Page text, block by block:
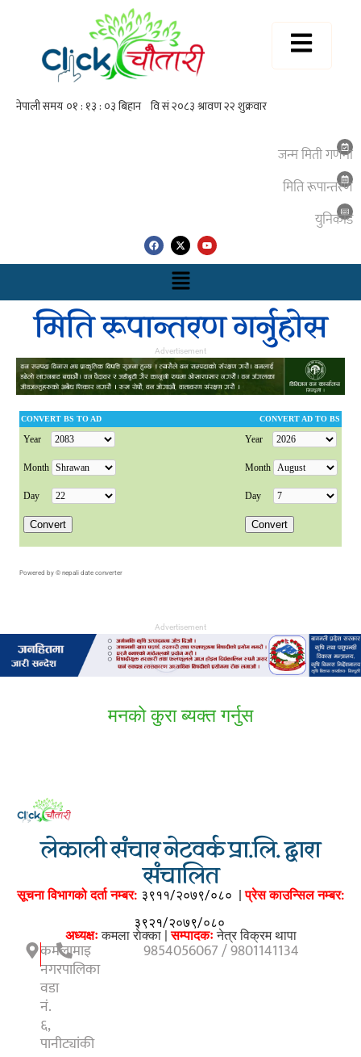
जन्म मिती गणना
मिति रूपान्तरण
युनिकाेड
मिति रूपान्तरण गर्नुहाेस
Advertisement
Powered by © nepali date converter
Advertisement
मनकाे कुरा ब्यक्त गर्नुस
लेकाली संचार नेटवर्क प्रा.लि. द्वारा
संचालित
सूचना विभागको दर्ता नम्बर: ३९११/२०७९/०८० |प्रेस काउन्सिल नम्बर:
३९२१/२०७९/०८०
अध्यक्षःकमला राेक्का |सम्पादकःनेत्र विक्रम थापा
कमलामाइ
नगरपालिका
वडा
नं.
६,
पानीट्यांकी
9854056067 / 9801141134